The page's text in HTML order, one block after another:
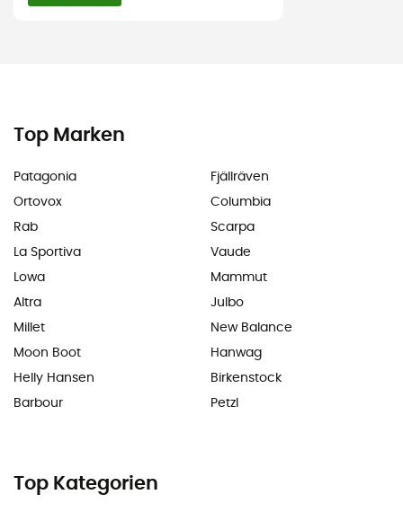
Top Marken
Patagonia
Ortovox
Rab
La Sportiva
Lowa
Altra
Millet
Moon Boot
Helly Hansen
Barbour
Fjällräven
Columbia
Scarpa
Vaude
Mammut
Julbo
New Balance
Hanwag
Birkenstock
Petzl
Top Kategorien